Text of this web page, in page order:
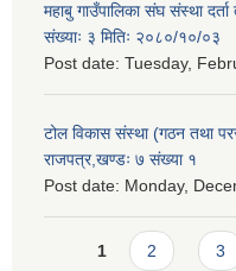
महाबु गाउँपालिका संघ संस्था
संख्याः ३ मितिः २०८०/१०/०३
Post date: Tuesday,
टोल विकास संस्था (गठन तथा
राजपत्र,खण्डः ७ संख्या १
Post date: Monday,
Pages
1 2 3